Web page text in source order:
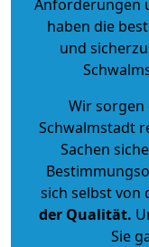
Anforderungen
haben die
und
Wir sorgen
Schwalmstadt
Sachen
sich selbst von
der Qualität.
Sie